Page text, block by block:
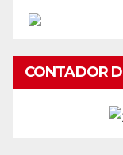
CONTADOR